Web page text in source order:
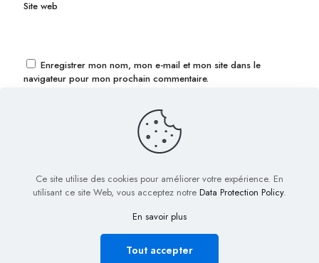
Site web
Enregistrer mon nom, mon e-mail et mon site dans le
navigateur pour mon prochain commentaire.
© 2022 Biig.fr - Tous droits réservés
Plan de Site
Nous contacter
Ce site utilise des cookies pour améliorer votre expérience. En
utilisant ce site Web, vous acceptez notre Data Protection Policy.
En savoir plus
Tout accepter